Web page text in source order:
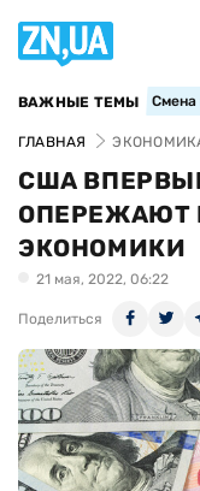
ВАЖНЫЕ ТЕМЫ Смена
ГЛАВНАЯ
США
ОПЕРЕЖАЮТ
ЭКОНОМИКИ
21 мая, 2022, 06:22
Поделиться